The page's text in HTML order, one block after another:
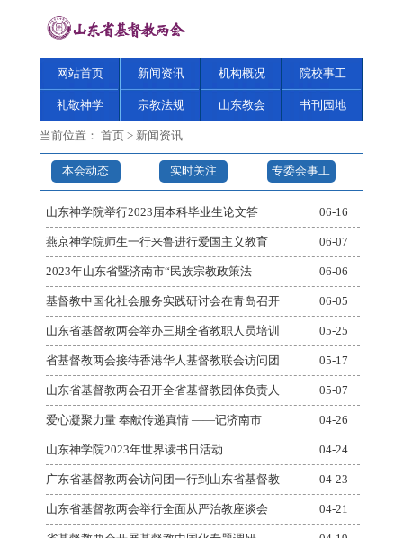
网站首页 新闻资讯 机构概况 院校事工
礼敬神学 宗教法规 山东教会 书刊园地
当前位置： 首页 > 新闻资讯
本会动态 实时关注 专委会事工
山东神学院举行2023届本科毕业生论文答 06-16
燕京神学院师生一行来鲁进行爱国主义教育 06-07
2023年山东省暨济南市“民族宗教政策法 06-06
基督教中国化社会服务实践研讨会在青岛召开 06-05
山东省基督教两会举办三期全省教职人员培训 05-25
省基督教两会接待香港华人基督教联会访问团 05-17
山东省基督教两会召开全省基督教团体负责人 05-07
爱心凝聚力量 奉献传递真情 ——记济南市 04-26
山东神学院2023年世界读书日活动 04-24
广东省基督教两会访问团一行到山东省基督教 04-23
山东省基督教两会举行全面从严治教座谈会 04-21